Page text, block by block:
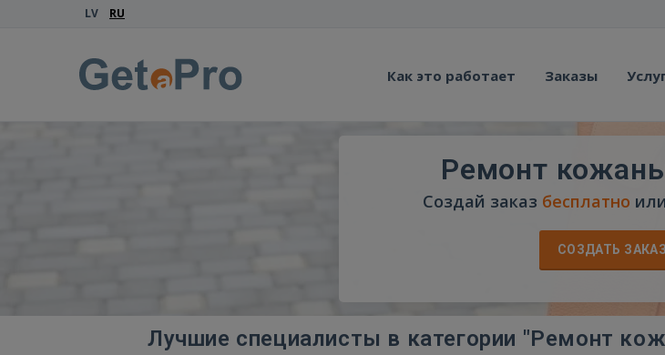
LV RU
Как это работает Заказы
Ремонт
Создай заказ бесплатно или
СОЗДАТЬ ЗАКАЗ
Лучшие специалисты в категории "Ремонт